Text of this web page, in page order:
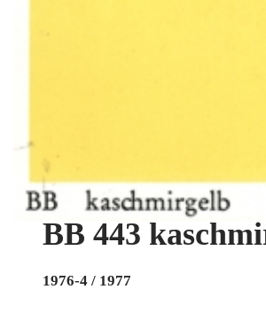
BB 443
1976-4 / 1977